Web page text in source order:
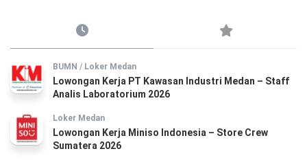
BUMN / Loker Medan
Lowongan Kerja PT Kawasan Industri Medan – Staff
Analis Laboratorium 2026
Loker Medan
Lowongan Kerja Miniso Indonesia – Store Crew
Sumatera 2026